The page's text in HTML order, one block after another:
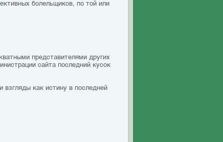
болельщиков, по той или
представителями других
сайта последний кусок
взгляды как истину в последней